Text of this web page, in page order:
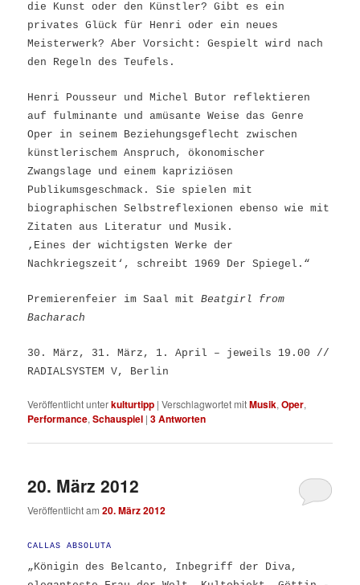
die Kunst oder den Künstler? Gibt es ein
privates Glück für Henri oder ein neues
Meisterwerk? Aber Vorsicht: Gespielt wird nach
den Regeln des Teufels.
Henri Pousseur und Michel Butor reflektieren
auf fulminante und amüsante Weise das Genre
Oper in seinem Beziehungsgeflecht zwischen
künstlerischem Anspruch, ökonomischer
Zwangslage und einem kapriziösen
Publikumsgeschmack. Sie spielen mit
biographischen Selbstreflexionen ebenso wie mit
Zitaten aus Literatur und Musik.
‚Eines der wichtigsten Werke der
Nachkriegszeit‘, schreibt 1969 Der Spiegel.“
Premierenfeier im Saal mitBeatgirl from
Bacharach
30. März, 31. März, 1. April – jeweils 19.00 //
RADIALSYSTEM V, Berlin
Veröffentlicht unterkulturtipp |Verschlagwortet mitMusik,Oper,
Performance,Schauspiel |3Antworten
20. März 2012
Veröffentlicht am20. März 2012
CALLAS ABSOLUTA
„Königin des Belcanto, Inbegriff der Diva,